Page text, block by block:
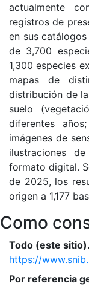
actualmente
registros de
en sus
de 3,700
1,300 especies
mapas de
distribución de
suelo
diferentes
imágenes de
ilustraciones
formato digital.
de 2025, los
origen a 1,177
Como
Todo (este sitio).
https://
Por referencia